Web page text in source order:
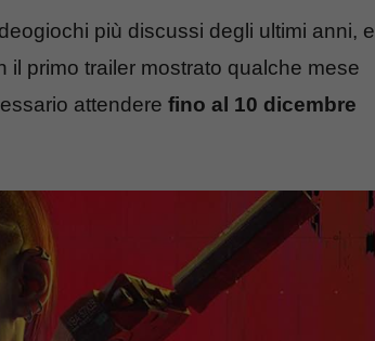
più discussi degli ultimi anni, e
primo trailer mostrato qualche mese
attendere fino al 10 dicembre